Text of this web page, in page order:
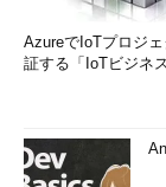
AzureでIoTプロジ
証する「IoTビジネ